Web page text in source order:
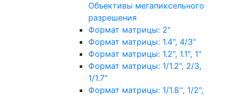
Объективы мегапиксельного
разрешения
Формат матрицы: 2"
Формат матрицы: 1.4", 4/3"
Формат матрицы: 1.2", 1.1", 1"
Формат матрицы: 1/1.2", 2/3,
1/1.7"
Формат матрицы: 1/1.8'', 1/2",